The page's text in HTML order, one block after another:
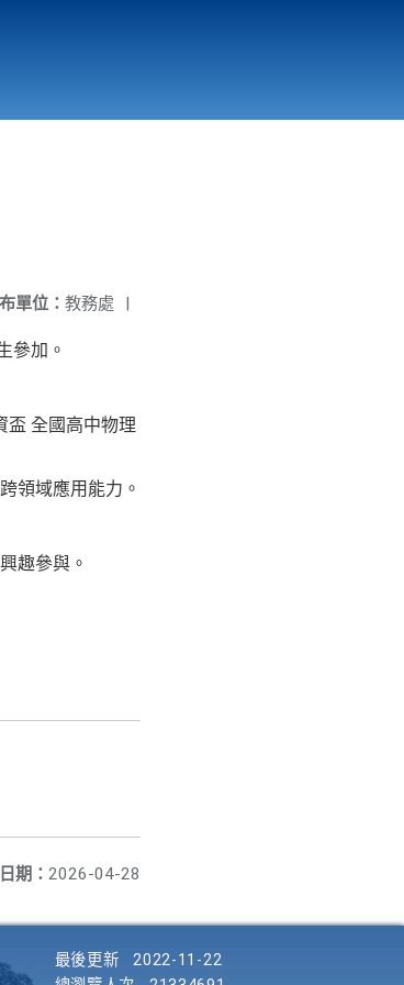
單位： 教務處 |
參加。
盃 全國高中物理
領域應用能力。
趣參與。
期： 2026-04-28
最後更新
2022-11-22